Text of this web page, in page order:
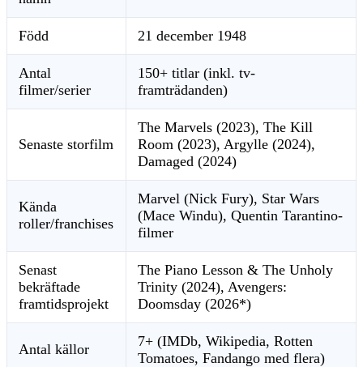
Född 21 december 1948
Antal
filmer/serier
150+ titlar (inkl. tv-
framträdanden)
Senaste storfilm
The Marvels (2023), The Kill
Room (2023), Argylle (2024),
Damaged (2024)
Kända
roller/franchises
Marvel (Nick Fury), Star Wars
(Mace Windu), Quentin Tarantino-
filmer
Senast
bekräftade
framtidsprojekt
The Piano Lesson & The Unholy
Trinity (2024), Avengers:
Doomsday (2026*)
Antal källor
7+ (IMDb, Wikipedia, Rotten
Tomatoes, Fandango med flera)